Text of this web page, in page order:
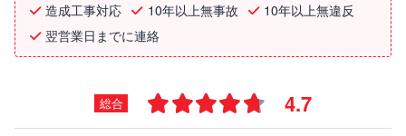
造成工事対応
10年以上無事故
10年以上無違反
翌営業日までに連絡
総合 4.7